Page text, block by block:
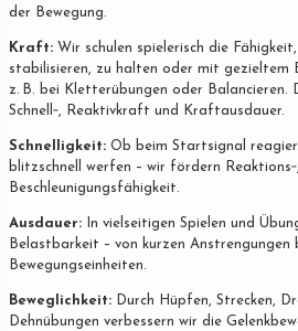
der Bewegung.
Kraft: Wir schulen spielerisch die
stabilisieren, zu halten oder mit gezieltem
z. B. bei Kletterübungen oder Balancieren.
Schnell‐, Reaktivkraft und Kraftausdauer.
Schnelligkeit: Ob beim Startsignal
blitzschnell werfen – wir fördern
Beschleunigungsfähigkeit.
Ausdauer: In vielseitigen Spielen und
Belastbarkeit – von kurzen Anstrengungen
Bewegungseinheiten.
Beweglichkeit: Durch Hüpfen, Strecken,
Dehnübungen verbessern wir die